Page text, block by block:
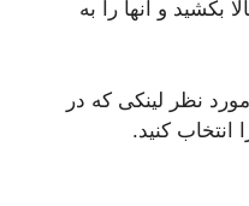
و آنها را به
نظر لینکی که در
انتخاب کنید.